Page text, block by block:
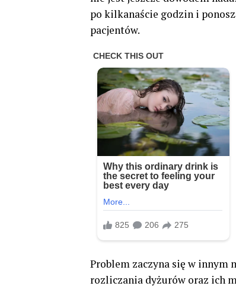
po kilkanaście godzin i
pacjentów.
Problem zaczyna się w innym
rozliczania dyżurów oraz ich